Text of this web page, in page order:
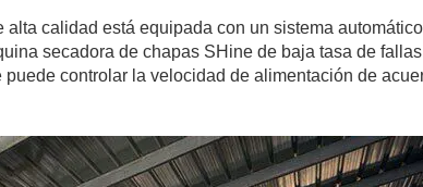
calidad está equipada con un sistema
secadora de chapas SHine de baja tasa de
controlar la velocidad de alimentación de